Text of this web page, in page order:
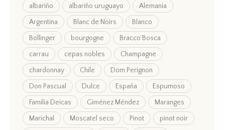
albariño albariño uruguayo
Alemania
Argentina
Blanc de Noirs
Blanco
Bollinger
bourgogne
Bracco Bosca
carrau
cepas nobles
Champagne
chardonnay
Chile
Dom Perignon
Don Pascual
Dulce España
Espumoso
Familia Deicas
Giménez Méndez
Maranges
Marichal
Moscatel seco Pinot
pinot noir